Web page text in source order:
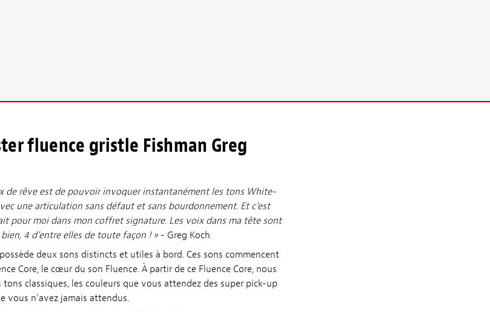
fluence gristle Fishman Greg
de rêve est de pouvoir invoquer instantanément les tons White-
une articulation sans défaut et sans bourdonnement. Et c’est
pour moi dans mon coffret signature. Les voix dans ma tête sont
4 d’entre elles de toute façon ! » - Greg Koch
deux sons distincts et utiles à bord. Ces sons commencent
Core, le cœur du son Fluence. À partir de ce Fluence Core, nous
classiques, les couleurs que vous attendez des super pick-up
vous n’avez jamais attendus.